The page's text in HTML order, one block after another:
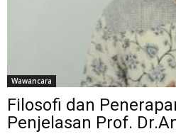
Wawancara
Filosofi dan
Penjelasan Prof.